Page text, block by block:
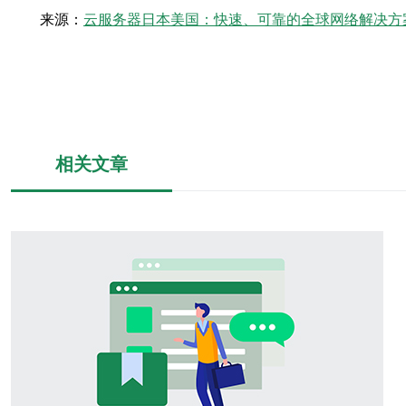
来源： 云服务器日本美国：快速、可靠的全球网络解决方
相关文章